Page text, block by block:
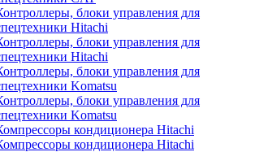
блоки управления для
Hitachi
блоки управления для
Hitachi
блоки управления для
Komatsu
блоки управления для
Komatsu
кондиционера Hitachi
кондиционера Hitachi